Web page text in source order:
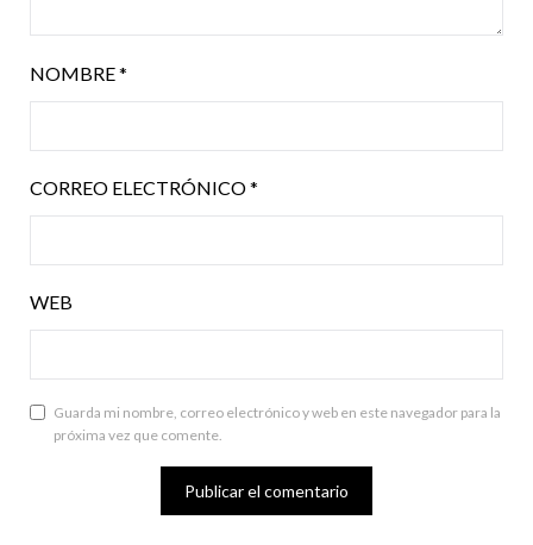
NOMBRE*
CORREO ELECTRÓNICO*
WEB
Guarda mi nombre, correo electrónico y web en este navegador para la
próxima vez que comente.